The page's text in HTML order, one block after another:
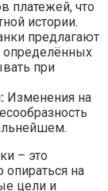
платежей, что
истории.
предлагают
определённых
при
Изменения на
– это
на
цели и